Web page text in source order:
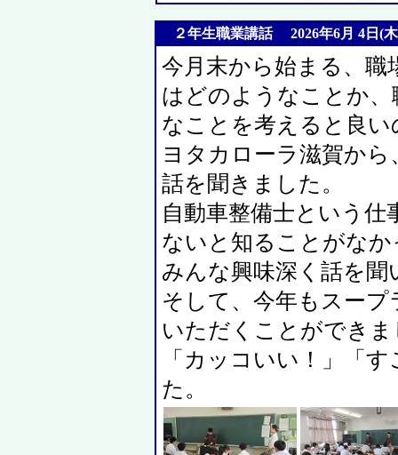
２年生職業講話 2026年6月 4日(
今月末から始まる、職
はどのようなことか
なことを考えると良
ヨタカローラ滋賀か
話を聞きました。
自動車整備士という
ないと知ることがな
みんな興味深く話を聞
そして、今年もスー
いただくことができ
「カッコいい！」「
た。